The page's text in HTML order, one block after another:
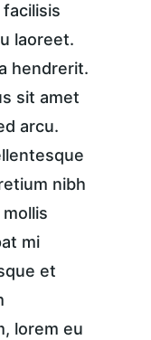
laoreet.
hendrerit.
sit amet
arcu.
nibh
mi
et
lorem eu